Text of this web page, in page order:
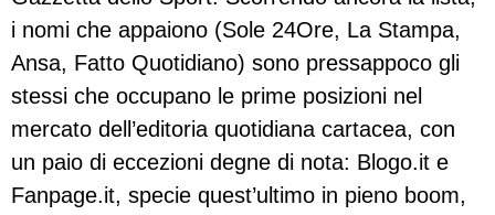
i nomi che appaiono (Sole 24Ore, La Stampa,
Ansa, Fatto Quotidiano) sono pressappoco gli
stessi che occupano le prime posizioni nel
mercato dell’editoria quotidiana cartacea, con
un paio di eccezioni degne di nota: Blogo.it e
Fanpage.it, specie quest’ultimo in pieno boom,